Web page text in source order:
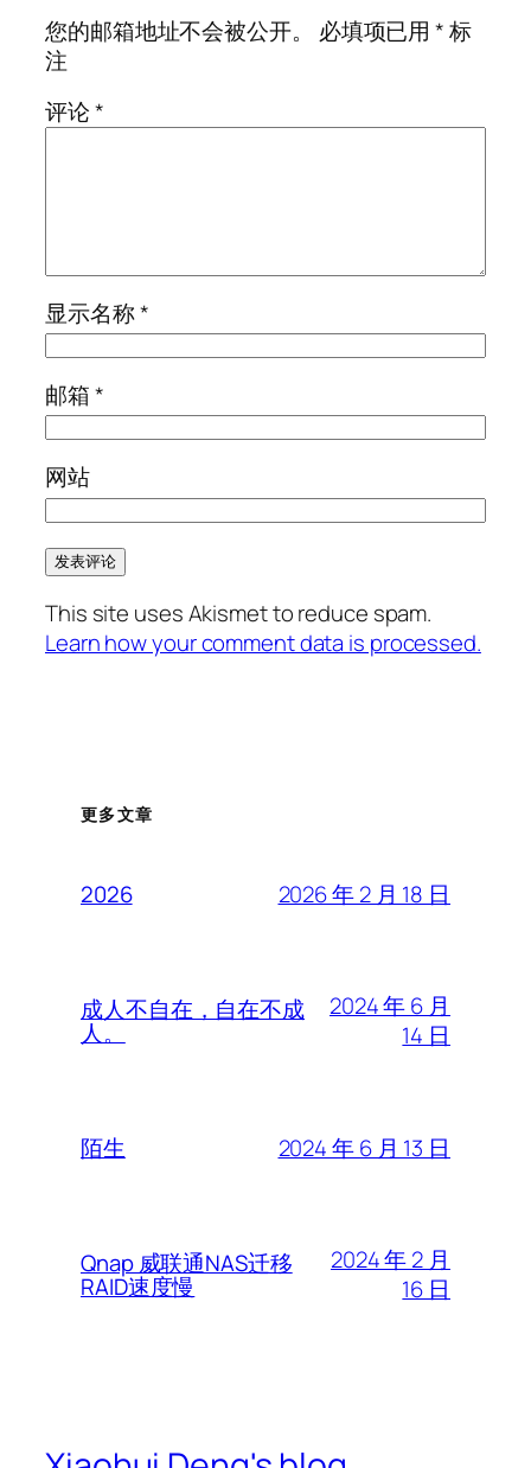
您的邮箱地址不会被公开。
必填项已用*标
注
评论*
显示名称*
邮箱*
网站
This site uses Akismet to reduce spam.
Learn how your comment data is processed.
更多文章
2026 2026 年 2 月 18 日
成人不自在，自在不成
人。
2024 年 6 月
14 日
陌生 2024 年 6 月 13 日
Qnap 威联通NAS迁移
RAID速度慢
2024 年 2 月
16 日